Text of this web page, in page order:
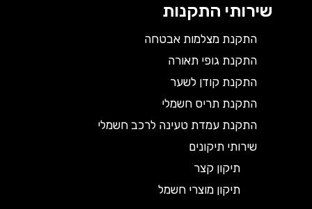
שירותי התקנות
התקנת מצלמות אבטחה
התקנת גופי תאורה
התקנת קודן לשער
התקנת תריס חשמלי
התקנת עמדת טעינה לרכב חשמלי
שירותי תיקונים
תיקון קצר
תיקון מוצרי חשמל